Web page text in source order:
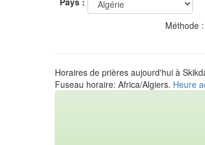
Méthode
Horaires de prières aujourd'hui à
Fuseau horaire: Africa/Algiers. Heure